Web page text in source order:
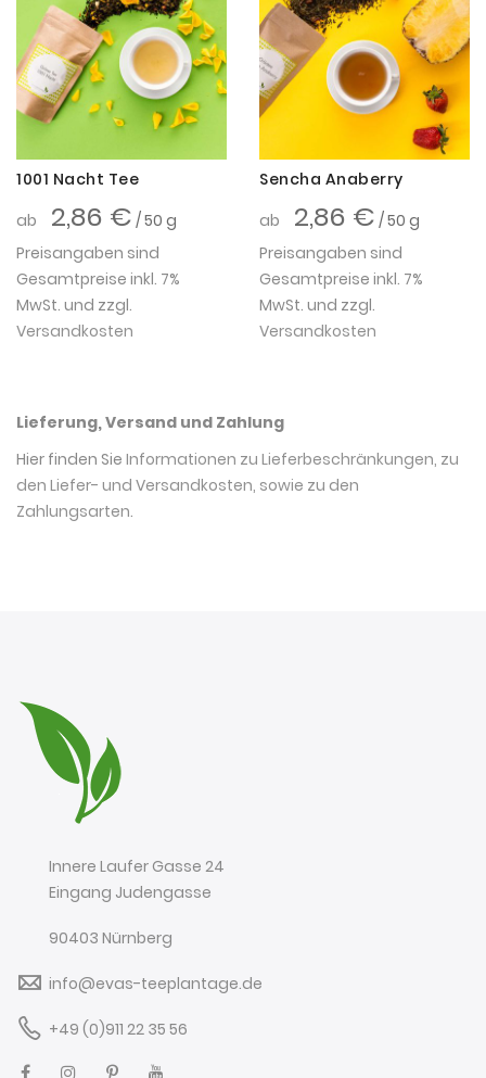
1001 Nacht Tee
ab
2,86 € / 50 g
Preisangaben sind
Gesamtpreise inkl. 7%
MwSt. und zzgl.
Versandkosten
Sencha Anaberry
ab
2,86 € / 50 g
Preisangaben sind
Gesamtpreise inkl. 7%
MwSt. und zzgl.
Versandkosten
Lieferung, Versand und Zahlung
Hier finden Sie Informationen zu Lieferbeschränkungen, zu
den Liefer- und Versandkosten, sowie zu den
Zahlungsarten.
Innere Laufer Gasse 24
Eingang Judengasse
90403 Nürnberg
info@evas-teeplantage.de
+49 (0)911 22 35 56